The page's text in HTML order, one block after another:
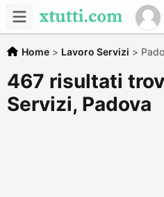
Home > Lavoro Servizi >
467 risultati
Servizi, Padova